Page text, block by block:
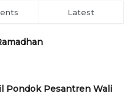
Latest
Pondok Pesantren Wali